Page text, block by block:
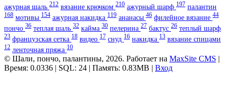
ажурная шаль 212 вязание крючком 210 ажурный шарф 197 палантин
168 мотивы 154 ажурная накидка 119 ананасы 46 филейное вязание 44
пончо 36 теплая шаль 32 кайма 30 пелерина 27 бактус 26 теплый шарф
23 французская сетка 18 видео 17 снуд 16 накидка 13 вязание спицами
12 ленточная пряжа 10
© Шали, пончо, палантины, 2026. Работает на MaxSite CMS |
Время: 0.0336 | SQL: 24 | Память: 0.83MB | Вход